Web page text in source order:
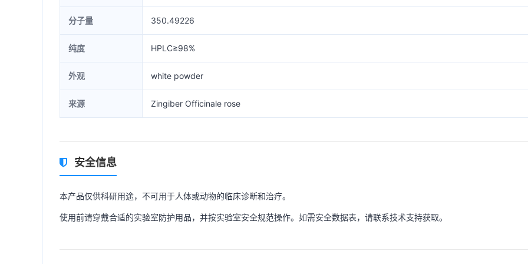
分子量 350.49226
纯度 HPLC≥98%
外观 white powder
来源 Zingiber Officinale rose
安全信息
本产品仅供科研用途，不可用于人体或动物的临床诊断和治疗。
使用前请穿戴合适的实验室防护用品，并按实验室安全规范操作。如需安全数据表，请联系技术支持获取。